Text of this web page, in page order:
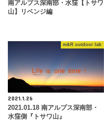
南アルプス深南部・水窪【トサワ
山】リベンジ編
m&R outdoor lab
2021.1.26
2021.01.18 南アルプス深南部・
水窪側『トサワ山』